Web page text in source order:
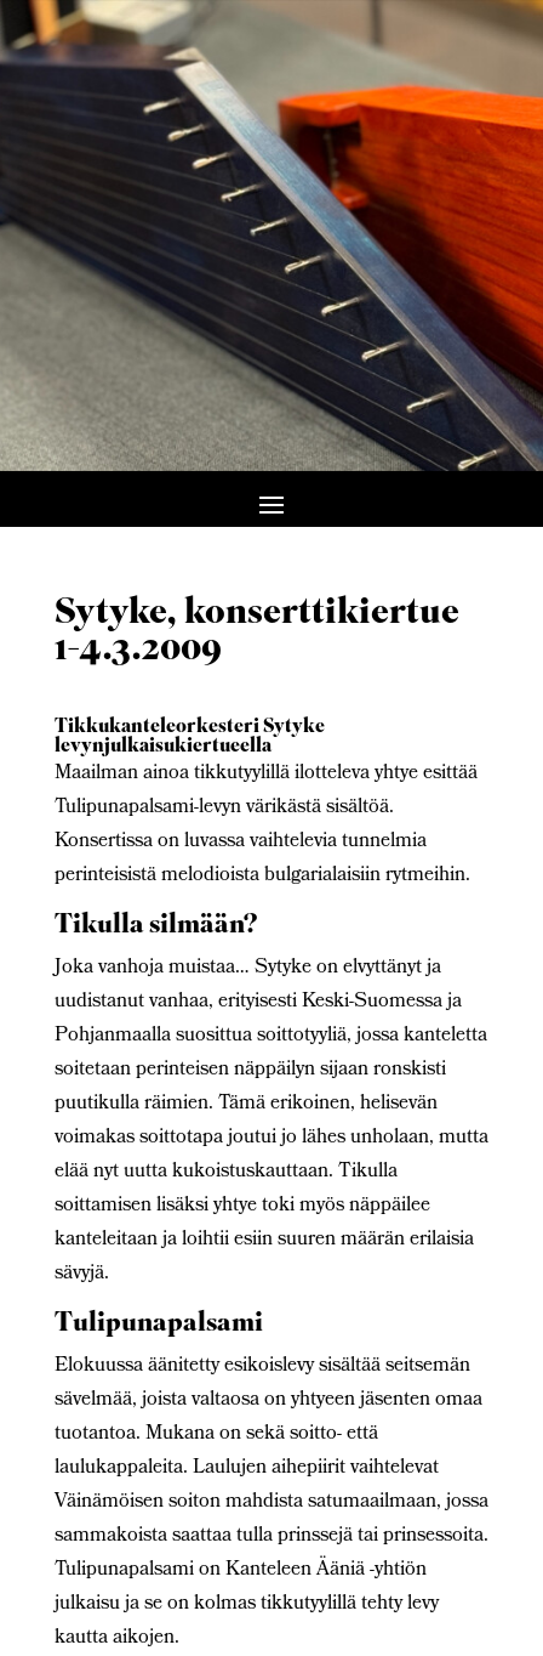
Sytyke, konserttikiertue
1-4.3.2009
Tikkukanteleorkesteri Sytyke
levynjulkaisukiertueella
Maailman ainoa tikkutyylillä ilotteleva yhtye esittää
Tulipunapalsami-levyn värikästä sisältöä.
Konsertissa on luvassa vaihtelevia tunnelmia
perinteisistä melodioista bulgarialaisiin rytmeihin.
Tikulla silmään?
Joka vanhoja muistaa… Sytyke on elvyttänyt ja
uudistanut vanhaa, erityisesti Keski-Suomessa ja
Pohjanmaalla suosittua soittotyyliä, jossa kanteletta
soitetaan perinteisen näppäilyn sijaan ronskisti
puutikulla räimien. Tämä erikoinen, helisevän
voimakas soittotapa joutui jo lähes unholaan, mutta
elää nyt uutta kukoistuskauttaan. Tikulla
soittamisen lisäksi yhtye toki myös näppäilee
kanteleitaan ja loihtii esiin suuren määrän erilaisia
sävyjä.
Tulipunapalsami
Elokuussa äänitetty esikoislevy sisältää seitsemän
sävelmää, joista valtaosa on yhtyeen jäsenten omaa
tuotantoa. Mukana on sekä soitto- että
laulukappaleita. Laulujen aihepiirit vaihtelevat
Väinämöisen soiton mahdista satumaailmaan, jossa
sammakoista saattaa tulla prinssejä tai prinsessoita.
Tulipunapalsami on Kanteleen Ääniä -yhtiön
julkaisu ja se on kolmas tikkutyylillä tehty levy
kautta aikojen.